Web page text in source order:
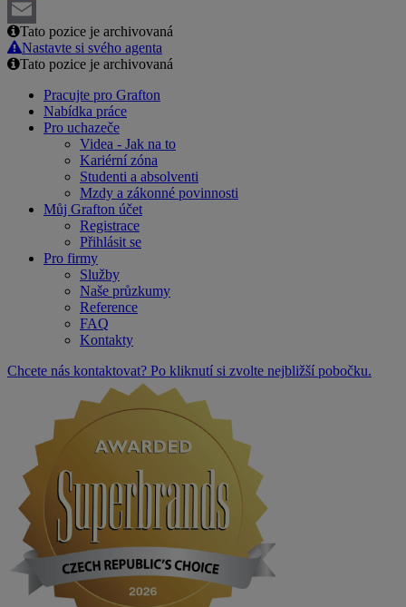
LinkedIn
Email
Tato pozice je archivovaná
Nastavte si svého agenta
Tato pozice je archivovaná
Pracujte pro Grafton
Nabídka práce
Pro uchazeče
Videa - Jak na to
Kariérní zóna
Studenti a absolventi
Mzdy a zákonné povinnosti
Můj Grafton účet
Registrace
Přihlásit se
Pro firmy
Služby
Naše průzkumy
Reference
FAQ
Kontakty
Chcete nás kontaktovat? Po kliknutí si zvolte nejbližší pobočku.